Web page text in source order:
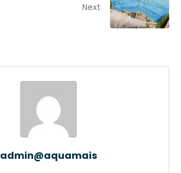
Next
admin@aquamais